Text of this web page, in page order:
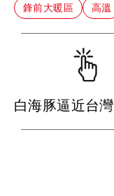
鋒前大暖區 高溫